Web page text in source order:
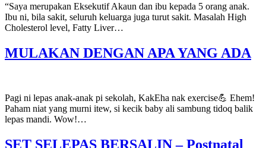
“Saya merupakan Eksekutif Akaun dan ibu kepada 5 orang anak.
Ibu ni, bila sakit, seluruh keluarga juga turut sakit. Masalah High
Cholesterol level, Fatty Liver…
MULAKAN DENGAN APA YANG ADA
Pagi ni lepas anak-anak pi sekolah, KakEha nak exercise💪 Ehem!
Paham niat yang murni itew, si kecik baby ali sambung tidoq balik
lepas mandi. Wow!…
SET SELEPAS BERSALIN – Postnatal